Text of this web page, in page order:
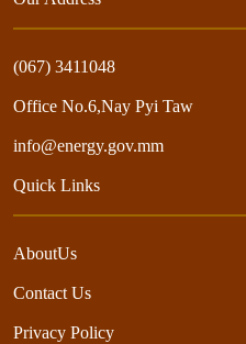
(067) 3411048
Office No.6,Nay Pyi Taw
info@energy.gov.mm
Quick Links
AboutUs
Contact Us
Privacy Policy